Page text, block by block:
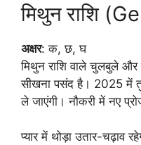
मिथुन राशि
अक्षर: क, छ, घ
मिथुन राशि वाले चुलबुले और
सीखना पसंद है। 2025 में
ले जाएंगी। नौकरी में नए
प्यार में थोड़ा उतार-चढ़ाव